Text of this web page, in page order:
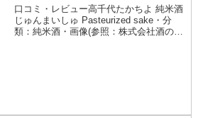
口コミ・レビュー高千代たかちよ 純米酒
じゅんまいしゅ Pasteurized sake・分
類：純米酒・画像(参照：株式会社酒のか